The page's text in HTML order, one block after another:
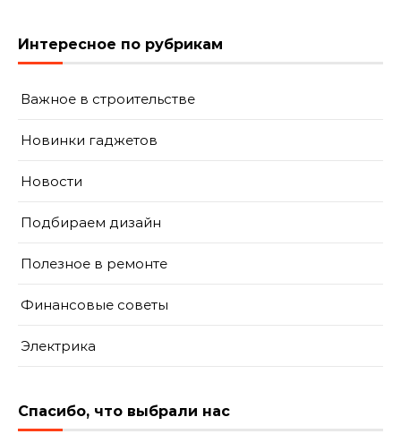
Интересное по рубрикам
Важное в строительстве
Новинки гаджетов
Новости
Подбираем дизайн
Полезное в ремонте
Финансовые советы
Электрика
Спасибо, что выбрали нас